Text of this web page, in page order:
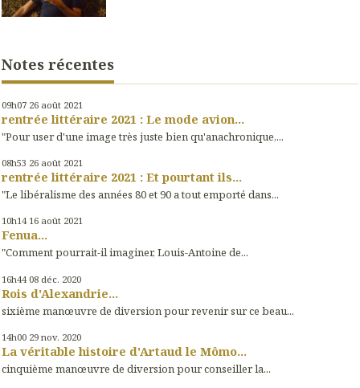
Notes récentes
09h07 26 août 2021
rentrée littéraire 2021 : Le mode avion...
"Pour user d'une image très juste bien qu'anachronique,...
08h53 26 août 2021
rentrée littéraire 2021 : Et pourtant ils...
"Le libéralisme des années 80 et 90 a tout emporté dans...
10h14 16 août 2021
Fenua...
"Comment pourrait-il imaginer, Louis-Antoine de...
16h44 08 déc. 2020
Rois d'Alexandrie...
sixième manœuvre de diversion pour revenir sur ce beau...
14h00 29 nov. 2020
La véritable histoire d'Artaud le Mômo...
cinquième manœuvre de diversion pour conseiller la...